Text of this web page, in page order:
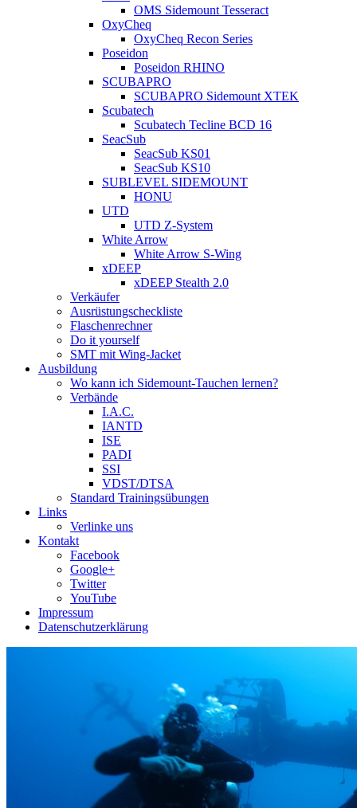
OMS Sidemount Tesseract
OxyCheq
OxyCheq Recon Series
Poseidon
Poseidon RHINO
SCUBAPRO
SCUBAPRO Sidemount XTEK
Scubatech
Scubatech Tecline BCD 16
SeacSub
SeacSub KS01
SeacSub KS10
SUBLEVEL SIDEMOUNT
HONU
UTD
UTD Z-System
White Arrow
White Arrow S-Wing
xDEEP
xDEEP Stealth 2.0
Verkäufer
Ausrüstungscheckliste
Flaschenrechner
Do it yourself
SMT mit Wing-Jacket
Ausbildung
Wo kann ich Sidemount-Tauchen lernen?
Verbände
I.A.C.
IANTD
ISE
PADI
SSI
VDST/DTSA
Standard Trainingsübungen
Links
Verlinke uns
Kontakt
Facebook
Google+
Twitter
YouTube
Impressum
Datenschutzerklärung
Das Sidemount-Forum ist auf
ein neues Forensystem
umgezogen und wie gewohnt
https://www.sidemount-
forum.com erreichbar.